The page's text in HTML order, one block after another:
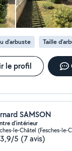
de mes
la très bonne terre
!
d'arbuste Taille
le profil
SAMSON
d'intérieur
le-Châtel (Fesches-le-
3,9/5 (7 avis)